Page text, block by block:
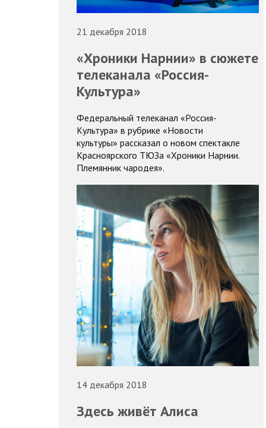
21 декабря 2018
«Хроники Нарнии» в сюжете
телеканала «Россия-
Культура»
Федеральный телеканал «Россия-
Культура» в рубрике «Новости
культуры» рассказал о новом спектакле
Красноярского ТЮЗа «Хроники Нарнии.
Племянник чародея».
14 декабря 2018
Здесь живёт Алиса